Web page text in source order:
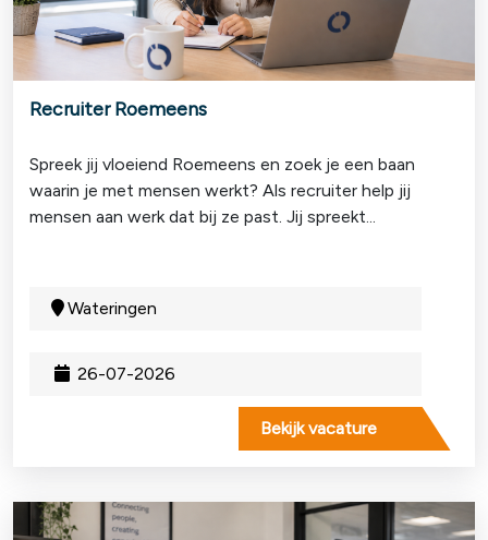
Recruiter Roemeens
26-07-2026
Wateringen
Spreek jij vloeiend Roemeens en zoek je een baan
waarin je met mensen werkt? Als recruiter help jij
mensen aan werk dat bij ze past. Jij spreekt...
Bekijk vacature